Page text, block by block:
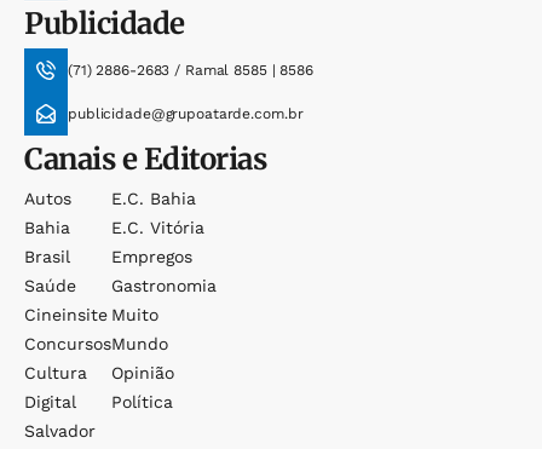
Publicidade
(71) 2886-2683 / Ramal 8585 | 8586
publicidade@grupoatarde.com.br
Canais e Editorias
Autos
Bahia
Brasil
Saúde
Cineinsite
Concursos
Cultura
Digital
Salvador
E.c. Bahia
E.c. Vitória
Empregos
Gastronomia
Muito
Mundo
Opinião
Política